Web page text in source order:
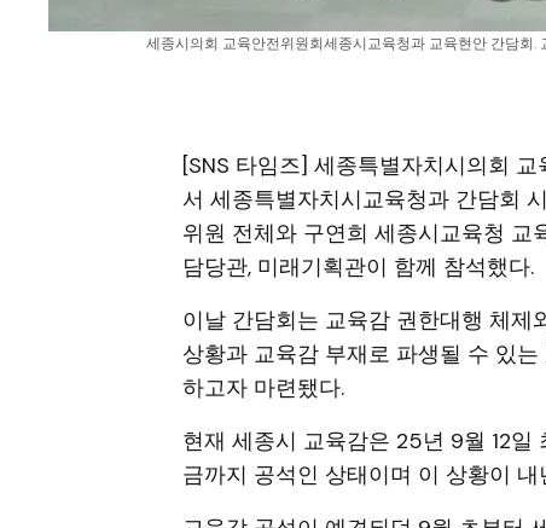
세종시의회 교육안전위원회세종시교육청과 교육현안 간담회
[SNS 타임즈] 세종특별자치시의회
서 세종특별자치시교육청과 간담회
위원 전체와 구연희 세종시교육청 교
담당관, 미래기획관이 함께 참석했다.
이날 간담회는 교육감 권한대행 체제
상황과 교육감 부재로 파생될 수 있
하고자 마련됐다.
현재 세종시 교육감은 25년 9월 12일
금까지 공석인 상태이며 이 상황이